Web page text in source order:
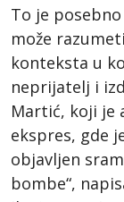
To je
može
konteksta u
neprijatelj i
Martić, koji je
ekspres, gde
objavljen
bombe“,